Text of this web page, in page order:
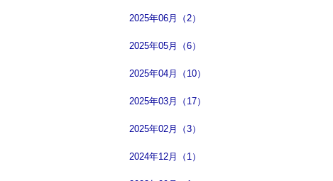
2025年06月（2）
2025年05月（6）
2025年04月（10）
2025年03月（17）
2025年02月（3）
2024年12月（1）